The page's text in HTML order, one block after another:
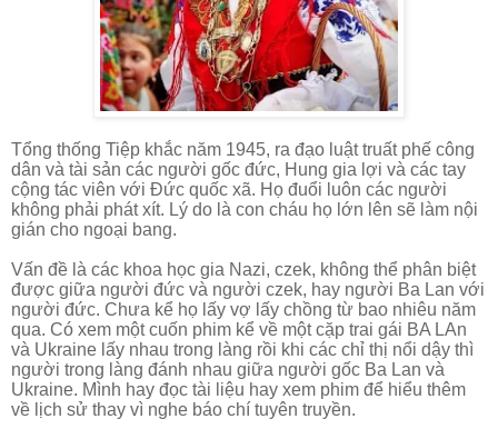
Tổng thống Tiệp khắc năm 1945, ra đạo luật truất phế công
dân và tài sản các người gốc đức, Hung gia lợi và các tay
cộng tác viên với Đức quốc xã. Họ đuổi luôn các người
không phải phát xít. Lý do là con cháu họ lớn lên sẽ làm nội
gián cho ngoại bang.
Vấn đề là các khoa học gia Nazi, czek, không thể phân biệt
được giữa người đức và người czek, hay người Ba Lan với
người đức. Chưa kể họ lấy vợ lấy chồng từ bao nhiêu năm
qua. Có xem một cuốn phim kể về một cặp trai gái BA LAn
và Ukraine lấy nhau trong làng rồi khi các chỉ thị nổi dậy thì
người trong làng đánh nhau giữa người gốc Ba Lan và
Ukraine. Mình hay đọc tài liệu hay xem phim để hiểu thêm
về lịch sử thay vì nghe báo chí tuyên truyền.